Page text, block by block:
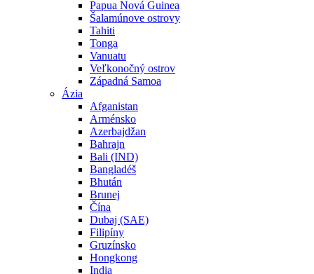
Papua Nová Guinea
Šalamúnove ostrovy
Tahiti
Tonga
Vanuatu
Veľkonočný ostrov
Západná Samoa
Ázia
Afganistan
Arménsko
Azerbajdžan
Bahrajn
Bali (IND)
Bangladéš
Bhután
Brunej
Čína
Dubaj (SAE)
Filipíny
Gruzínsko
Hongkong
India